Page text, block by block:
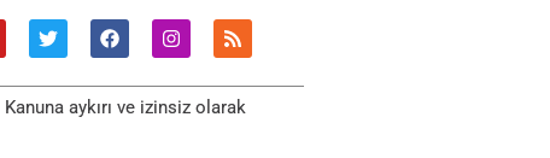
aykırı ve izinsiz olarak